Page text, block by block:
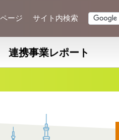
ージ サイト内検索
連携事業レポート